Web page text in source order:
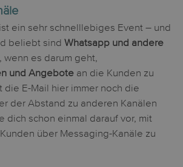
ein sehr schnelllebiges Event – und
beliebt sind Whatsapp und andere
, wenn es darum geht,
und Angebote an die Kunden zu
die E-Mail hier immer noch die
der Abstand zu anderen Kanälen
dich schon einmal darauf vor, mit
über Messaging-Kanäle zu